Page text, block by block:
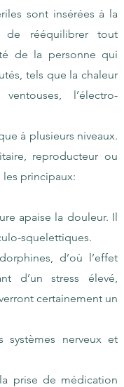
sont insérées à la
de rééquilibrer tout
de la personne qui
tels que la chaleur
l’électro-
à plusieurs niveaux.
reproducteur ou
principaux:
apaise la douleur. Il
squelettiques.
d’où l’effet
d’un stress élevé,
certainement un
systèmes nerveux et
prise de médication